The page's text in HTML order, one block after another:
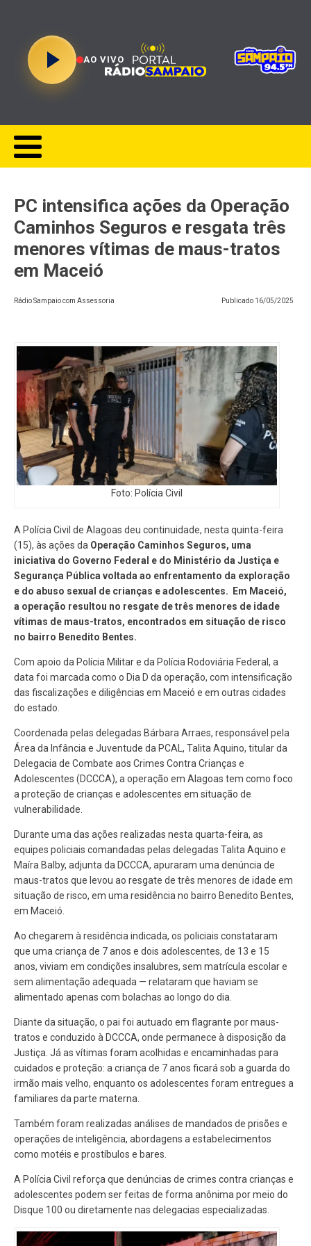
AO VIVO
PC intensifica ações da Operação
Caminhos Seguros e resgata três
menores vítimas de maus-tratos
em Maceió
Rádio Sampaio com Assessoria Publicado 16/05/2025
Foto: Polícia Civil
A Polícia Civil de Alagoas deu continuidade, nesta quinta-feira
(15), às ações da Operação Caminhos Seguros, uma
iniciativa do Governo Federal e do Ministério da Justiça e
Segurança Pública voltada ao enfrentamento da exploração
e do abuso sexual de crianças e adolescentes. Em Maceió,
a operação resultou no resgate de três menores de idade
vítimas de maus-tratos, encontrados em situação de risco
no bairro Benedito Bentes.
Com apoio da Polícia Militar e da Polícia Rodoviária Federal, a
data foi marcada como o Dia D da operação, com intensificação
das fiscalizações e diligências em Maceió e em outras cidades
do estado.
Coordenada pelas delegadas Bárbara Arraes, responsável pela
Área da Infância e Juventude da PCAL, Talita Aquino, titular da
Delegacia de Combate aos Crimes Contra Crianças e
Adolescentes (DCCCA), a operação em Alagoas tem como foco
a proteção de crianças e adolescentes em situação de
vulnerabilidade.
Durante uma das ações realizadas nesta quarta-feira, as
equipes policiais comandadas pelas delegadas Talita Aquino e
Maíra Balby, adjunta da DCCCA, apuraram uma denúncia de
maus-tratos que levou ao resgate de três menores de idade em
situação de risco, em uma residência no bairro Benedito Bentes,
em Maceió.
Ao chegarem à residência indicada, os policiais constataram
que uma criança de 7 anos e dois adolescentes, de 13 e 15
anos, viviam em condições insalubres, sem matrícula escolar e
sem alimentação adequada — relataram que haviam se
alimentado apenas com bolachas ao longo do dia.
Diante da situação, o pai foi autuado em flagrante por maus-
tratos e conduzido à DCCCA, onde permanece à disposição da
Justiça. Já as vítimas foram acolhidas e encaminhadas para
cuidados e proteção: a criança de 7 anos ficará sob a guarda do
irmão mais velho, enquanto os adolescentes foram entregues a
familiares da parte materna.
Também foram realizadas análises de mandados de prisões e
operações de inteligência, abordagens a estabelecimentos
como motéis e prostíbulos e bares.
A Polícia Civil reforça que denúncias de crimes contra crianças e
adolescentes podem ser feitas de forma anônima por meio do
Disque 100 ou diretamente nas delegacias especializadas.